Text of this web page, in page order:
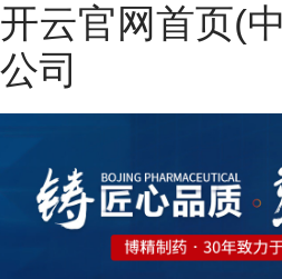
开云官网首页(
公司
网站开云官网首页(中国)集团有限公司
热销产品
新闻资讯